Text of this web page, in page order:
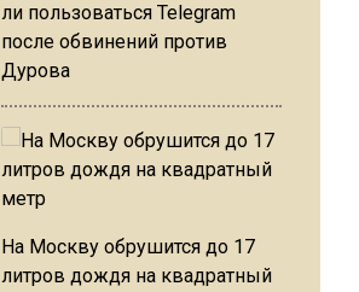
ли пользоваться Telegram
после обвинений против
Дурова
На Москву обрушится до 17
литров дождя на квадратный